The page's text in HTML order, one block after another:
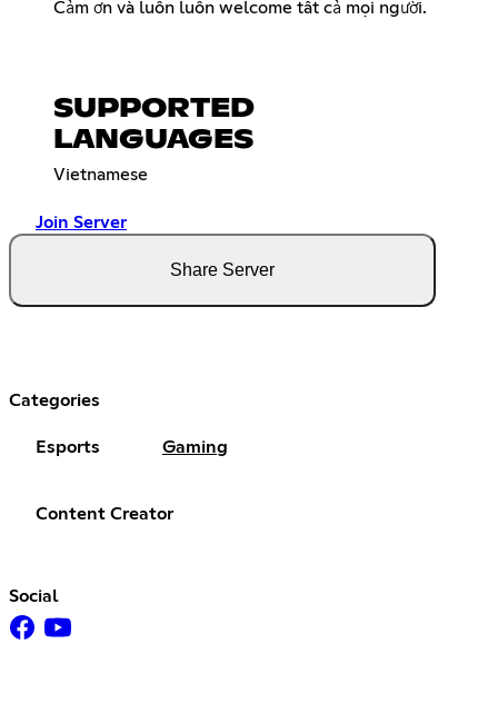
Cảm ơn và luôn luôn welcome tất cả mọi người.
SUPPORTED
LANGUAGES
Vietnamese
Join Server
Share Server
Categories
Esports Gaming
Content Creator
Social